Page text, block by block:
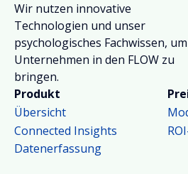
Wir nutzen innovative
Technologien und unser
psychologisches Fachwissen, um
Unternehmen in den FLOW zu
bringen.
Produkt
Übersicht
Connected Insights
Datenerfassung